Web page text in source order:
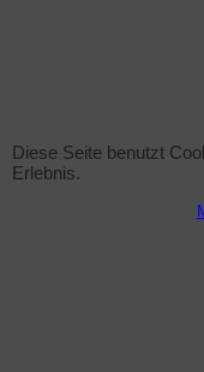
Diese Seite benutzt
Erlebnis.